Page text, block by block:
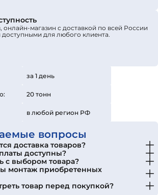
онлайн-магазин с доставкой по всей России
для любого клиента.
за 1 день
20 тонн
в любой регион РФ
вопросы
доставка товаров?
доступны?
с выбором товара?
монтаж приобретенных
товар перед покупкой?